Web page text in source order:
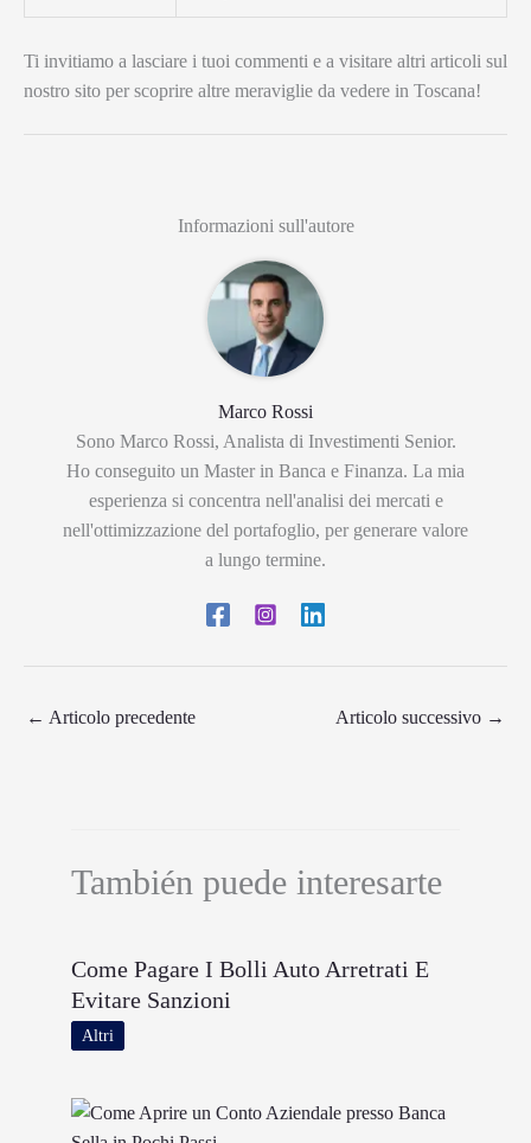
Ti invitiamo a lasciare i tuoi commenti e a visitare altri articoli sul
nostro sito per scoprire altre meraviglie da vedere in Toscana!
Informazioni sull'autore
Marco Rossi
Sono Marco Rossi, Analista di Investimenti Senior.
Ho conseguito un Master in Banca e Finanza. La mia
esperienza si concentra nell'analisi dei mercati e
nell'ottimizzazione del portafoglio, per generare valore
a lungo termine.
← Articolo precedente Articolo successivo →
También puede interesarte
Come Pagare I Bolli Auto Arretrati E
Evitare Sanzioni
Altri